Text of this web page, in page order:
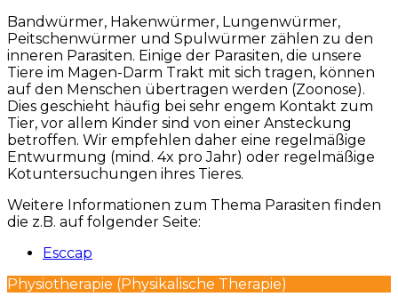
Bandwürmer, Hakenwürmer, Lungenwürmer,
Peitschenwürmer und Spulwürmer zählen zu den
inneren Parasiten. Einige der Parasiten, die unsere
Tiere im Magen-Darm Trakt mit sich tragen, können
auf den Menschen übertragen werden (Zoonose).
Dies geschieht häufig bei sehr engem Kontakt zum
Tier, vor allem Kinder sind von einer Ansteckung
betroffen. Wir empfehlen daher eine regelmäßige
Entwurmung (mind. 4x pro Jahr) oder regelmäßige
Kotuntersuchungen ihres Tieres.
Weitere Informationen zum Thema Parasiten finden
die z.B. auf folgender Seite:
Esccap
Physiotherapie (Physikalische Therapie)